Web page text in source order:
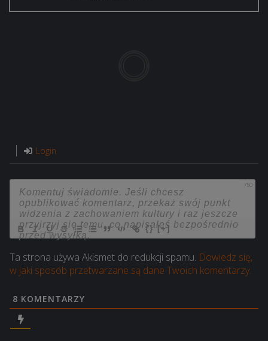
Login
750
{} [+]
Ta strona używa Akismet do redukcji spamu. Dowiedz się,
w jaki sposób przetwarzane są dane Twoich komentarzy.
8 KOMENTARZY